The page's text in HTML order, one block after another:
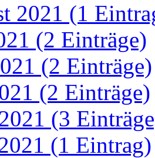
2021 (1
(2 Einträge)
(2 Einträge)
(2 Einträge)
(3
(1 Eintrag)